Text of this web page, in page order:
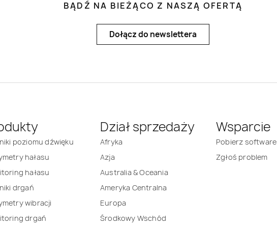
BĄDŹ NA BIEŻĄCO Z NASZĄ OFERTĄ
Dołącz do newslettera
poziomu dźwięku
hałasu
hałasu
drgań
wibracji
drgań
Dział sprzedaży
Afryka
Azja
Australia & Oceania
Ameryka Centralna
Europa
Środkowy Wschód
Wsparcie
Pobierz software
Zgłoś problem